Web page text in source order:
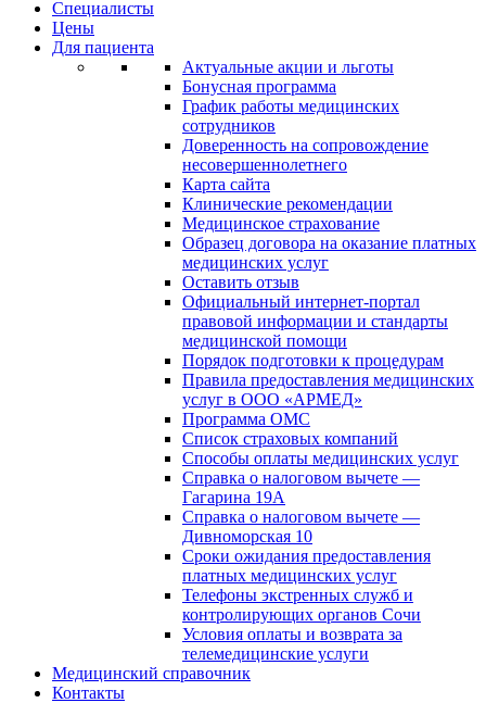
Специалисты
Цены
Для пациента
Актуальные акции и льготы
Бонусная программа
График работы медицинских
сотрудников
Доверенность на сопровождение
несовершеннолетнего
Карта сайта
Клинические рекомендации
Медицинское страхование
Образец договора на оказание платных
медицинских услуг
Оставить отзыв
Официальный интернет-портал
правовой информации и стандарты
медицинской помощи
Порядок подготовки к процедурам
Правила предоставления медицинских
услуг в ООО «АРМЕД»
Программа ОМС
Список страховых компаний
Способы оплаты медицинских услуг
Справка о налоговом вычете —
Гагарина 19А
Справка о налоговом вычете —
Дивноморская 10
Сроки ожидания предоставления
платных медицинских услуг
Телефоны экстренных служб и
контролирующих органов Сочи
Условия оплаты и возврата за
телемедицинские услуги
Медицинский справочник
Контакты